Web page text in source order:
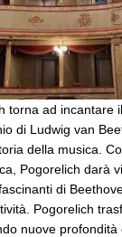
torna ad incantare
di Ludwig van
della musica.
Pogorelich darà
di
Pogorelich
nuove